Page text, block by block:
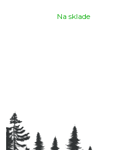
Na sklade